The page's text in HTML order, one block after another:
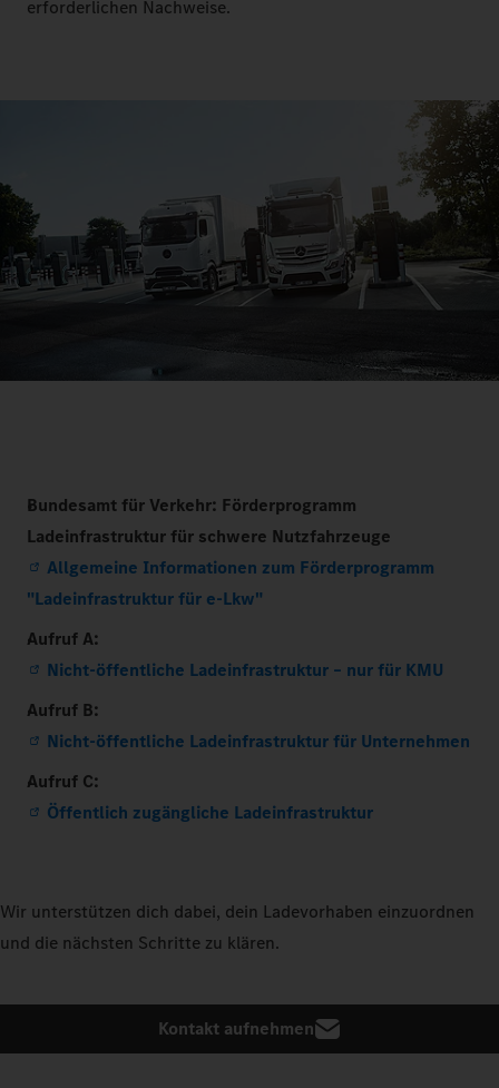
erforderlichen Nachweise.
Bundesamt für Verkehr: Förderprogramm
Ladeinfrastruktur für schwere Nutzfahrzeuge
Allgemeine Informationen zum Förderprogramm
"Ladeinfrastruktur für e-Lkw"
Aufruf A:
Nicht-öffentliche Ladeinfrastruktur – nur für KMU
Aufruf B:
Nicht-öffentliche Ladeinfrastruktur für Unternehmen
Aufruf C:
Öffentlich zugängliche Ladeinfrastruktur
Wir unterstützen dich dabei, dein Ladevorhaben einzuordnen
und die nächsten Schritte zu klären.
Kontakt aufnehmen